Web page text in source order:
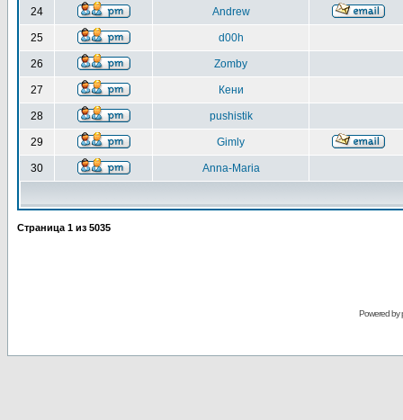
24 Andrew
25 d00h
26 Zomby
27 Кени
28 pushistik
29 Gimly
30 Anna-Maria
Страница 1 из 5035
Powered by